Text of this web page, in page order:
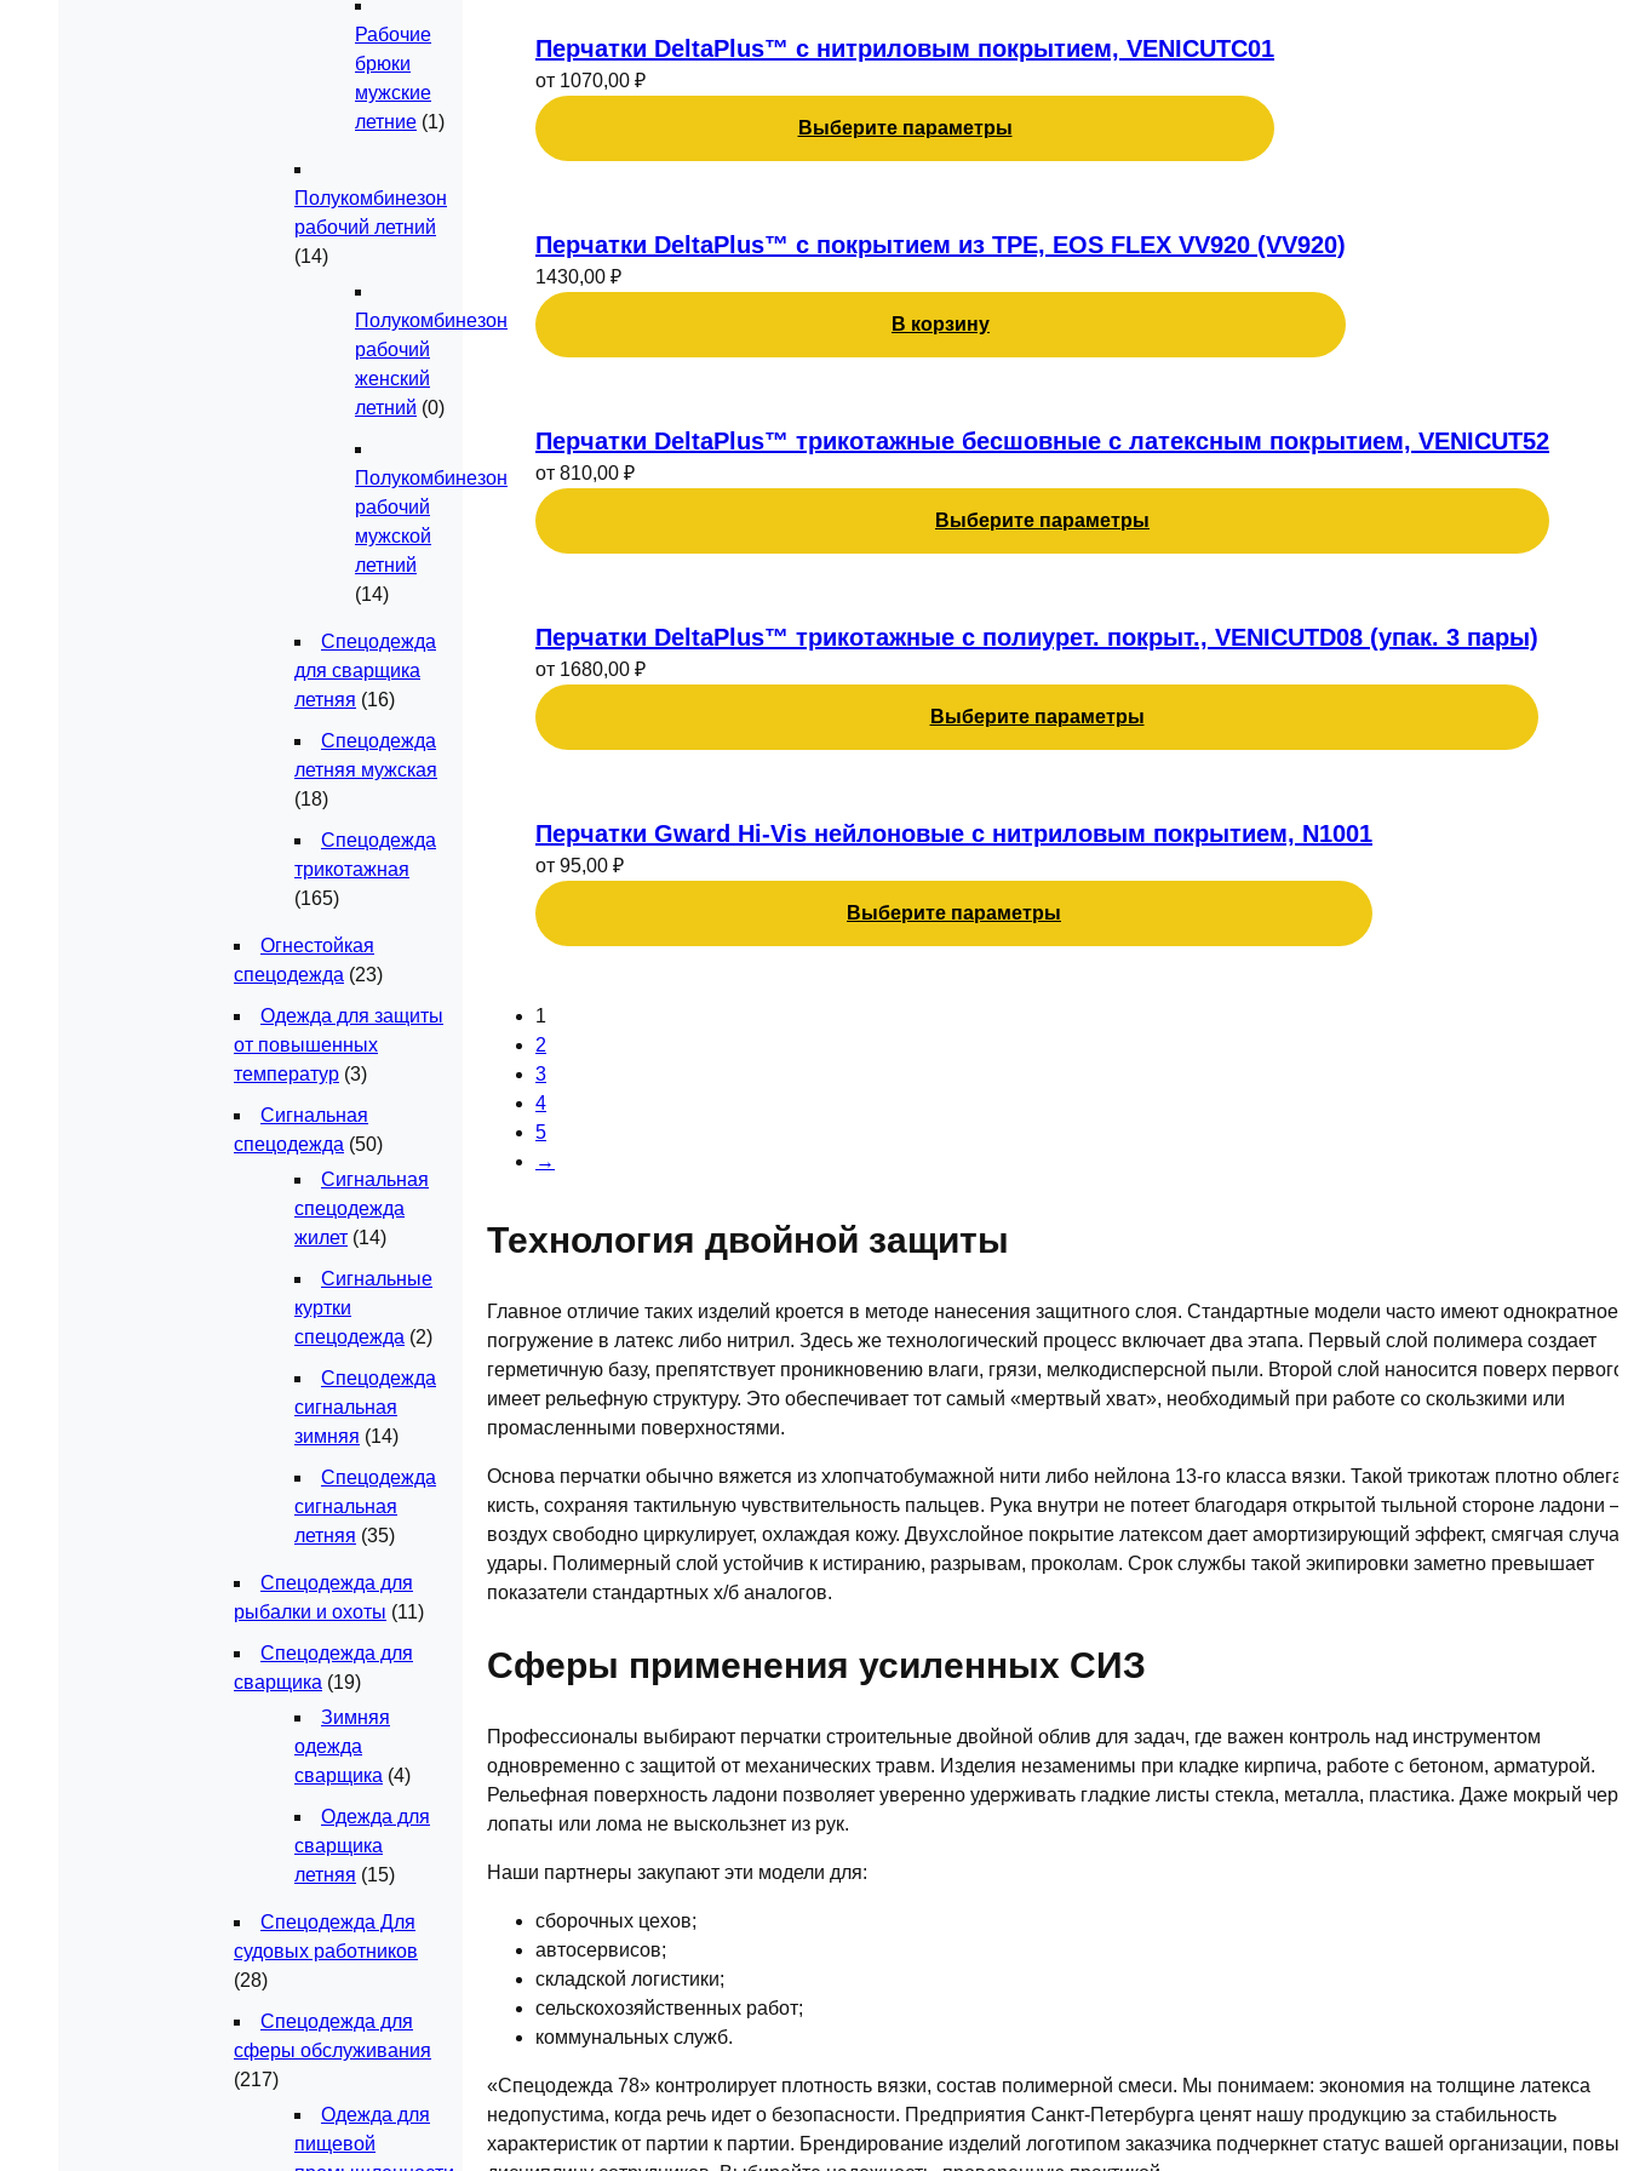
на
странице
товара.
Перчатки DeltaPlus™ с нитриловым покрытием, VENICUTC01
от 1070,00 ₽
Выберите параметры
товар
имеет
несколько
вариаций.
Опции
на
странице
товара.
Перчатки DeltaPlus™ с покрытием из TPE, EOS FLEX VV920 (VV920)
1430,00 ₽
В корзину
Перчатки DeltaPlus™ трикотажные бесшовные с латексным покрытием, VENICUT52
от 810,00 ₽
Выберите параметры
товар
имеет
несколько
вариаций.
Опции
на
странице
товара.
Перчатки DeltaPlus™ трикотажные с полиурет. покрыт., VENICUTD08 (упак. 3 пары)
от 1680,00 ₽
Выберите параметры
товар
имеет
несколько
вариаций.
Опции
на
странице
товара.
Перчатки Gward Hi-Vis нейлоновые с нитриловым покрытием, N1001
от 95,00 ₽
Выберите параметры
товар
имеет
несколько
вариаций.
Опции
странице
товара.
1
2
3
4
5
→
Технология двойной защиты
Главное отличие таких изделий кроется в методе нанесения защитного слоя. Стандартные модели часто имеют однократное
погружение в латекс либо нитрил. Здесь же технологический процесс включает два этапа. Первый слой полимера создает
герметичную базу, препятствует проникновению влаги, грязи, мелкодисперсной пыли. Второй слой наносится поверх первого,
имеет рельефную структуру. Это обеспечивает тот самый «мертвый хват», необходимый при работе со скользкими или
промасленными поверхностями.
Основа перчатки обычно вяжется из хлопчатобумажной нити либо нейлона 13-го класса вязки. Такой трикотаж плотно
кисть, сохраняя тактильную чувствительность пальцев. Рука внутри не потеет благодаря открытой тыльной стороне ладони —
воздух свободно циркулирует, охлаждая кожу. Двухслойное покрытие латексом дает амортизирующий эффект, смягчая
удары. Полимерный слой устойчив к истиранию, разрывам, проколам. Срок службы такой экипировки заметно превышает
показатели стандартных х/б аналогов.
Сферы применения усиленных СИЗ
Профессионалы выбирают перчатки строительные двойной облив для задач, где важен контроль над инструментом
одновременно с защитой от механических травм. Изделия незаменимы при кладке кирпича, работе с бетоном, арматурой.
Рельефная поверхность ладони позволяет уверенно удерживать гладкие листы стекла, металла, пластика. Даже мокрый
лопаты или лома не выскользнет из рук.
Наши партнеры закупают эти модели для:
сборочных цехов;
автосервисов;
складской логистики;
сельскохозяйственных работ;
коммунальных служб.
«Спецодежда 78» контролирует плотность вязки, состав полимерной смеси. Мы понимаем: экономия на толщине латекса
недопустима, когда речь идет о безопасности. Предприятия Санкт-Петербурга ценят нашу продукцию за стабильность
характеристик от партии к партии. Брендирование изделий логотипом заказчика подчеркнет статус вашей организации,
Рабочие
брюки
мужские
летние (1)
Полукомбинезон
рабочий летний
(14)
Полукомбинезон
рабочий
женский
летний (0)
Полукомбинезон
рабочий
мужской
летний
(14)
Спецодежда
для сварщика
летняя (16)
Спецодежда
летняя мужская
(18)
Спецодежда
трикотажная
(165)
Огнестойкая
спецодежда (23)
Одежда для защиты
от повышенных
температур (3)
Сигнальная
спецодежда (50)
Сигнальная
спецодежда
жилет (14)
Сигнальные
куртки
спецодежда (2)
Спецодежда
сигнальная
зимняя (14)
Спецодежда
сигнальная
летняя (35)
Спецодежда для
рыбалки и охоты (11)
Спецодежда для
сварщика (19)
Зимняя
одежда
сварщика (4)
Одежда для
сварщика
летняя (15)
Спецодежда Для
судовых работников
(28)
Спецодежда для
сферы обслуживания
(217)
Одежда для
пищевой